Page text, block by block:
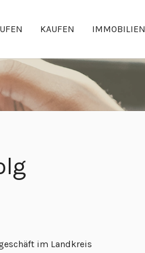
KAUFEN IMMOBILIEN
im Landkreis